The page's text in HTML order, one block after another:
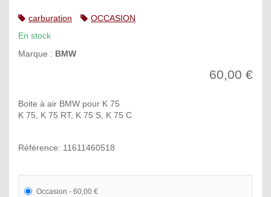
carburation
OCCASION
En stock
Marque : BMW
60,00 €
Boite à air BMW pour K 75
K 75, K 75 RT, K 75 S, K 75 C
Référence: 11611460518
Occasion - 60,00 €